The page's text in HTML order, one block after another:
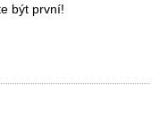
být první!